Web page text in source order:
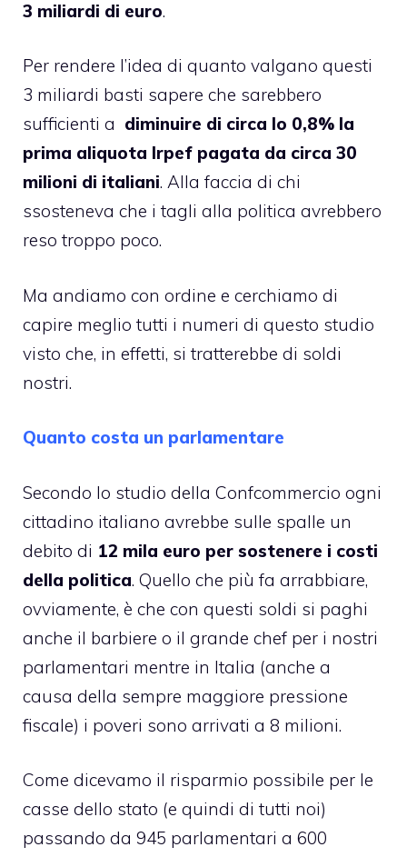
3 miliardi di euro.
Per rendere l’idea di quanto valgano questi
3 miliardi basti sapere che sarebbero
sufficienti a diminuire di circa lo 0,8% la
prima aliquota Irpef pagata da circa 30
milioni di italiani. Alla faccia di chi
ssosteneva che i tagli alla politica avrebbero
reso troppo poco.
Ma andiamo con ordine e cerchiamo di
capire meglio tutti i numeri di questo studio
visto che, in effetti, si tratterebbe di soldi
nostri.
Quanto costa un parlamentare
Secondo lo studio della Confcommercio ogni
cittadino italiano avrebbe sulle spalle un
debito di 12 mila euro per sostenere i costi
della politica. Quello che più fa arrabbiare,
ovviamente, è che con questi soldi si paghi
anche il barbiere o il grande chef per i nostri
parlamentari mentre in Italia (anche a
causa della sempre maggiore pressione
fiscale) i poveri sono arrivati a 8 milioni.
Come dicevamo il risparmio possibile per le
casse dello stato (e quindi di tutti noi)
passando da 945 parlamentari a 600